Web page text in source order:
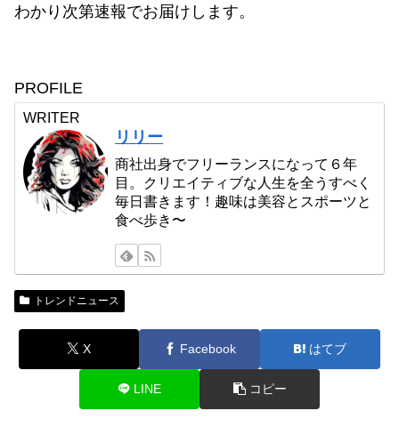
わかり次第速報でお届けします。
PROFILE
WRITER
リリー
商社出身でフリーランスになって６年
目。クリエイティブな人生を全うすべく
毎日書きます！趣味は美容とスポーツと
食べ歩き〜
トレンドニュース
X Facebook はてブ
LINE コピー